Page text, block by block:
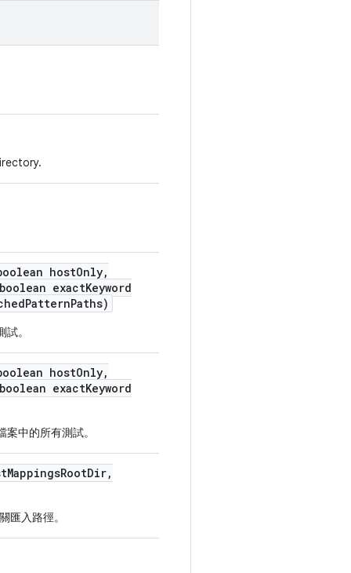
hostOnly,
boolean exactKeyword
PatternPaths)
。
hostOnly,
boolean exactKeyword
中的所有測試。
MappingsRootDir,
匯入路徑。